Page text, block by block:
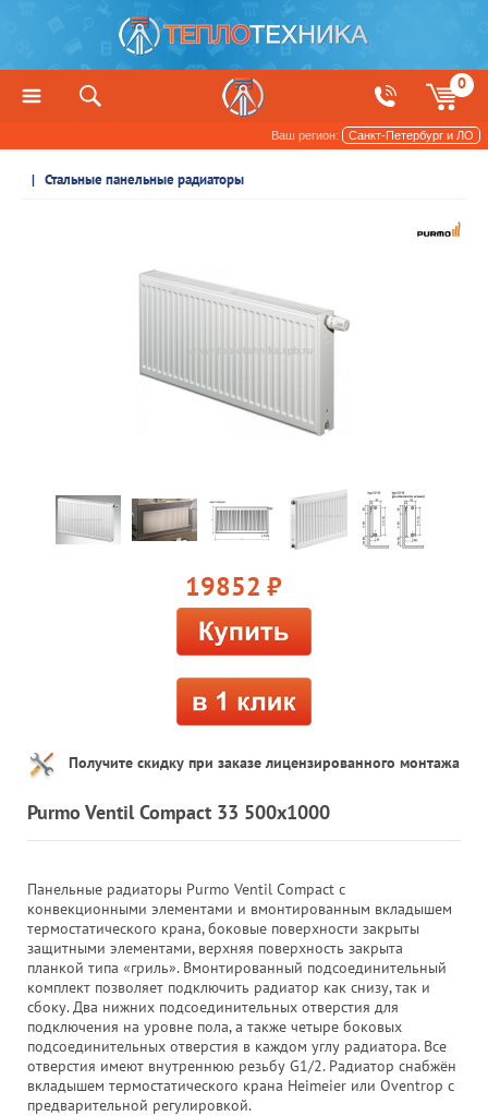
0
Ваш регион: Санкт-Петербург и ЛО
Радиаторы отопления и обогреватели
Стальные панельные радиаторы
19852 руб.
Получите скидку при заказе лицензированного монтажа
Purmo Ventil Compact 33 500x1000
Панельные радиаторы Purmo Ventil Compact с
конвекционными элементами и вмонтированным вкладышем
термостатического крана, боковые поверхности закрыты
защитными элементами, верхняя поверхность закрыта
планкой типа «гриль». Вмонтированный подсоединительный
комплект позволяет подключить радиатор как снизу, так и
сбоку. Два нижних подсоединительных отверстия для
подключения на уровне пола, а также четыре боковых
подсоединительных отверстия в каждом углу радиатора. Все
отверстия имеют внутреннюю резьбу G1/2. Радиатор снабжён
вкладышем термостатического крана Heimeier или Oventrop с
предварительной регулировкой.